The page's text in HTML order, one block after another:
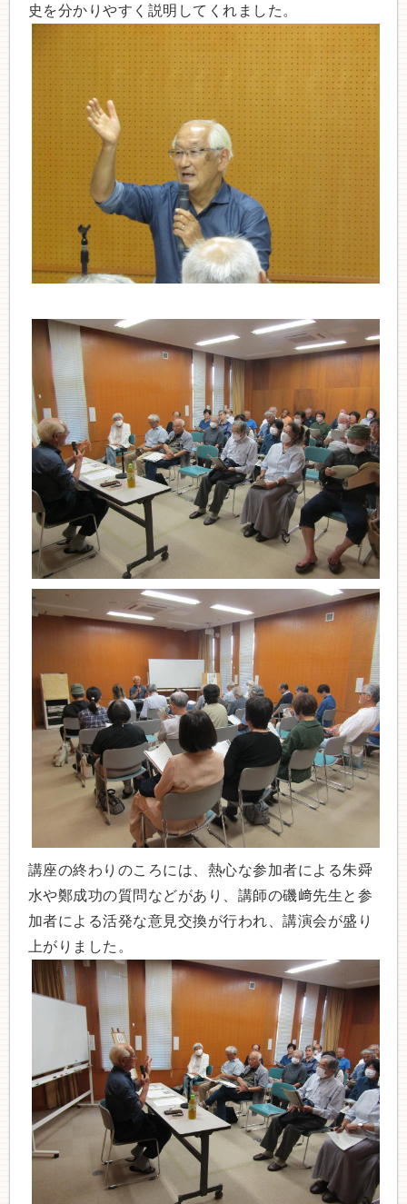
史を分かりやすく説明してくれました。
講座の終わりのころには、熱心な参加者による朱舜
水や鄭成功の質問などがあり、講師の磯﨑先生と参
加者による活発な意見交換が行われ、講演会が盛り
上がりました。